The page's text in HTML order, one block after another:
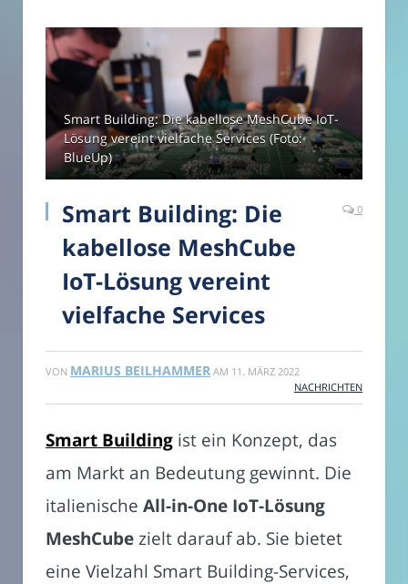
Smart Building: Die kabellose MeshCube IoT-
Lösung vereint vielfache Services (Foto:
BlueUp)
Smart Building: Die
kabellose MeshCube
IoT-Lösung vereint
vielfache Services
0
VON MARIUS BEILHAMMER AM 11. MÄRZ 2022
NACHRICHTEN
Smart Building ist ein Konzept, das
am Markt an Bedeutung gewinnt. Die
italienische All-in-One IoT-Lösung
MeshCubezielt darauf ab. Sie bietet
eine Vielzahl Smart Building-Services,